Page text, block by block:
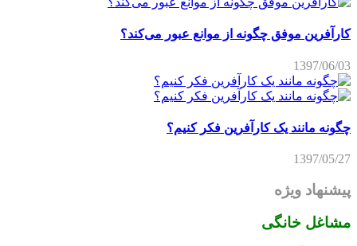
کارآفرین موفق چگونه از موانع عبور می‌کند؟
1397/06/03
چگونه مانند یک کارآفرین فکر کنیم؟
1397/05/27
پیشنهاد ویژه
مشاغل خانگی